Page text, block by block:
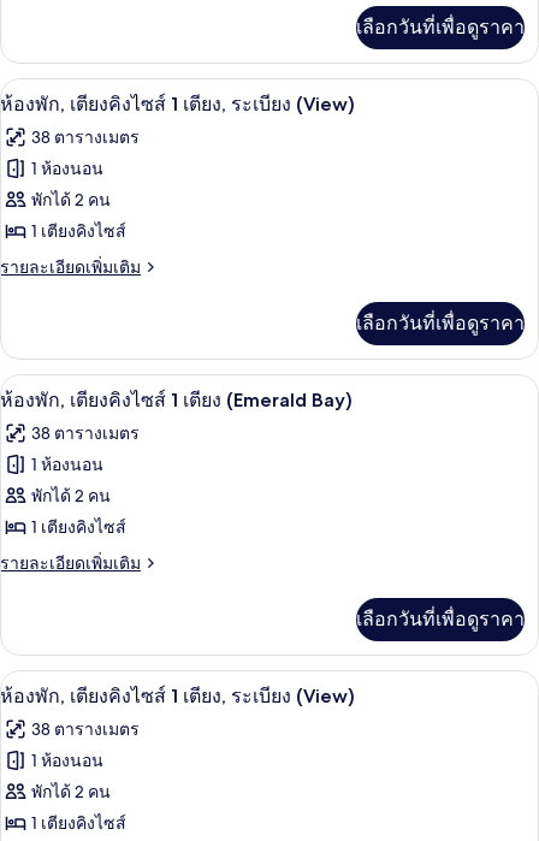
ควีน
ไซส์
2
เตียง,
ระเบียง
(View)
เกี่ยว
กับ
ห้อง
เตียง
ควีน
2
เตียง,
(View)
เลือกวันที่เพื่อดูราคา
เปิด
ภาพถ่าย
ทั้งหมด
ของ
ห้อง
พัก,
คิง
ไซส์
1
เตียง,
ระเบียง
(View)
เครื่องนอนป้องกันสารก่อภูมิแพ้, ตู้นิรภั
4
ห้องพัก, เตียงคิงไซส์ 1 เตียง, ระเบียง (View)
38 ตารางเมตร
1 ห้องนอน
พักได้ 2 คน
1 เตียงคิงไซส์
รายละเอียดเพิ่มเติม
ราย
เกี่ยว
กับ
ห้อง
เตียง
คิง
เตียง,
(View)
เลือกวันที่เพื่อดูราคา
เปิด
ภาพถ่าย
ทั้งหมด
ของ
ห้อง
พัก,
คิง
ไซส์
1
เตียง
(Emerald
Bay)
เครื่องนอนป้องกันสารก่อภูมิแพ้, ตู้นิรภั
5
ห้องพัก, เตียงคิงไซส์ 1 เตียง (Emerald Bay)
38 ตารางเมตร
1 ห้องนอน
พักได้ 2 คน
1 เตียงคิงไซส์
รายละเอียดเพิ่มเติม
ราย
เกี่ยว
กับ
ห้อง
เตียง
คิง
เตียง
เลือกวันที่เพื่อดูราคา
เปิด
ภาพถ่าย
ทั้งหมด
ของ
ห้อง
เครื่องนอนป้องกันสารก่อภูมิแพ้, ตู้นิรภั
4
ห้องพัก, เตียงคิงไซส์ 1 เตียง, ระเบียง (View)
38 ตารางเมตร
1 ห้องนอน
พักได้ 2 คน
1 เตียงคิงไซส์